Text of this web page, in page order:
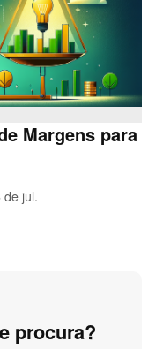
Margens para
de jul.
procura?